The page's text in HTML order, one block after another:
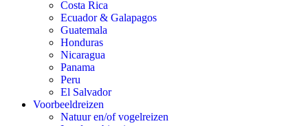
Costa Rica
Ecuador & Galapagos
Guatemala
Honduras
Nicaragua
Panama
Peru
El Salvador
Voorbeeldreizen
Natuur en/of vogelreizen